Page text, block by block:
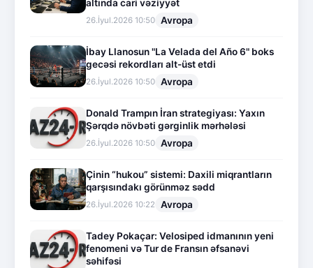
altında cari vəziyyət
26.İyul.2026 10:50 Avropa
İbay Llanosun "La Velada del Año 6" boks
gecəsi rekordları alt-üst etdi
26.İyul.2026 10:50 Avropa
Donald Trampın İran strategiyası: Yaxın
Şərqdə növbəti gərginlik mərhələsi
26.İyul.2026 10:50 Avropa
Çinin “hukou” sistemi: Daxili miqrantların
qarşısındakı görünməz sədd
26.İyul.2026 10:22 Avropa
Tadey Pokaçar: Velosiped idmanının yeni
fenomeni və Tur de Fransın əfsanəvi
səhifəsi